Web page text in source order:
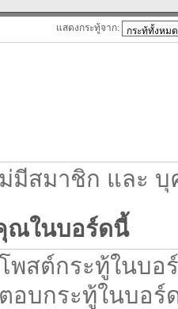
แสดงกระทู้จาก:
มีสมาชิก และ
ณในบอร์ดนี้
พสต์กระทู้ในบอ
ตอบกระทู้ในบอร์